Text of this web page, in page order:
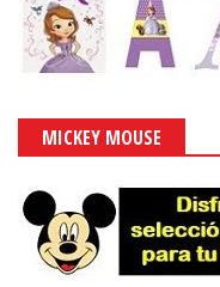
MICKEY MOUSE